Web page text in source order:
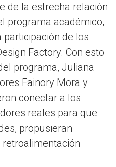
de la estrecha relación
programa académico,
de los
Factory. Con esto
programa, Juliana
Fainory Mora y
conectar a los
reales para que
propusieran